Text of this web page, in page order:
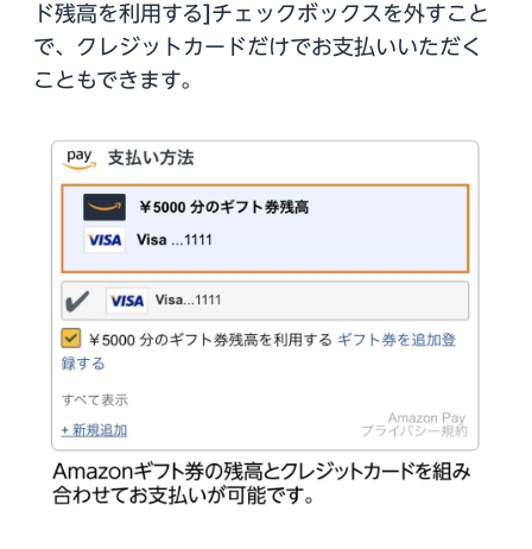
ド残高を利用する]チェックボックスを外すこと
で、クレジットカードだけでお支払いいただく
こともできます。